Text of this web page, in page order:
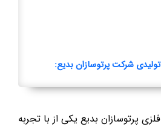
شرکت پرتوسازان بدیع:
پرتوسازان بدیع یکی از با تجربه